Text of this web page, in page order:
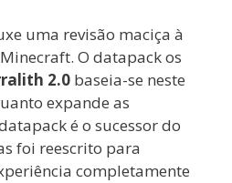
uma revisão maciça à
O datapack os
2.0 baseia-se neste
expande as
é o sucessor do
foi reescrito para
completamente